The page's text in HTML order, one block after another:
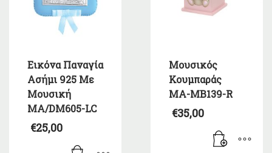
Εικόνα Παναγία
Ασήμι 925 Με
Μουσική
MA/DM605-LC
€25,00
Μουσικός
Κουμπαράς
MA-MB139-R
€35,00